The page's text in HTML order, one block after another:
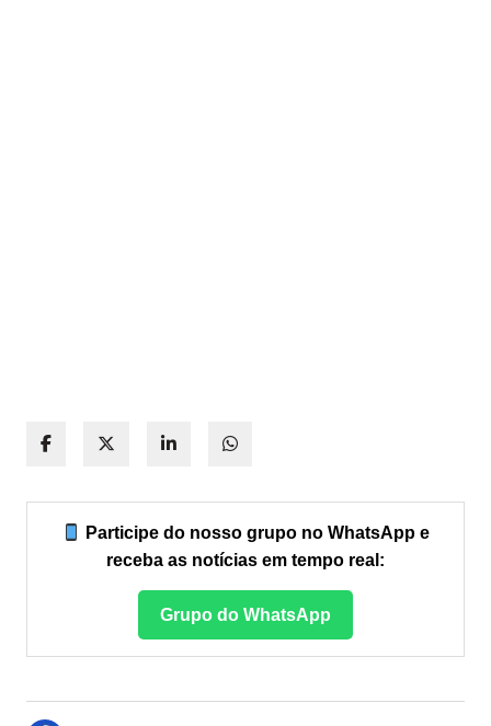
Participe do nosso grupo no WhatsApp e
receba as notícias em tempo real:
Grupo do WhatsApp